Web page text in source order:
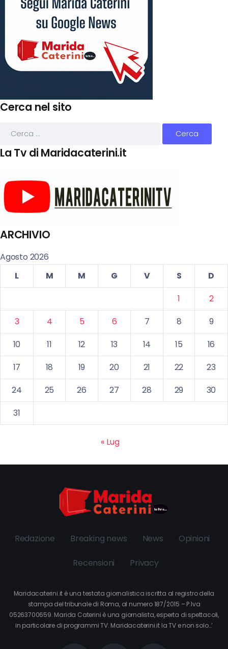
Cerca nel sito
La Tv di Maridacaterini.it
ARCHIVIO
Agosto 2026
L
M M G V S
D
1
2
3
4 5 6 7 8
9
10
11 12 13 14 15
16
17
18 19 20 21 22
23
24
25 26 27 28 29
30
31
« Lug
Redazione Breaking news News Opinioni
Recensioni Privacy
Maridacaterini.it è una testata giornalistica iscritta al registro della
stampa del tribunale di Roma, al numero 187/2015 – P.Iva
05263700659. Marida Caterini è una giornalista, esperta di spettacoli,
in particolare di programmi TV. Maridacaterini.it la TV e non solo…’